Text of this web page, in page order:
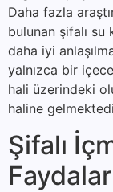
Daha fazla
bulunan şifalı su
daha iyi
yalnızca bir
hali üzerindeki
haline
Şifalı